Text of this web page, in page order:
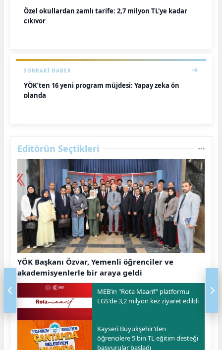
Özel okullardan zamlı tarife: 2,7 milyon TL'ye kadar
çıkıyor
SONRAKI HABER
YÖK’ten 16 yeni program müjdesi: Yapay zeka ön
planda
Editörün Seçtikleri
YÖK Başkanı Özvar, Yemenli öğrenciler ve
akademisyenlerle bir araya geldi
MEB’in "Rota Maarif" platformu
LGS'de 3,2 milyon kez ziyaret edildi
Kayseri Büyükşehir'den
öğrencilere 5 bin TL eğitim desteği
başvurular başladı